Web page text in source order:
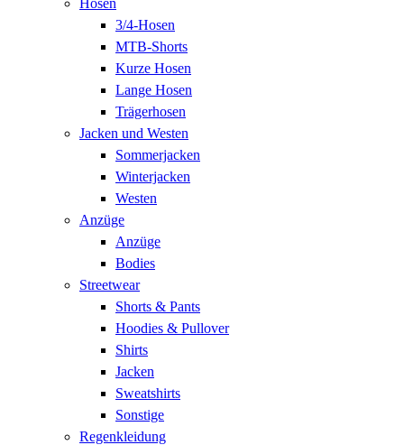
3/4-Hosen
MTB-Shorts
Kurze Hosen
Lange Hosen
Trägerhosen
Jacken und Westen
Sommerjacken
Winterjacken
Westen
Anzüge
Anzüge
Bodies
Streetwear
Shorts & Pants
Hoodies & Pullover
Shirts
Jacken
Sweatshirts
Sonstige
Regenkleidung